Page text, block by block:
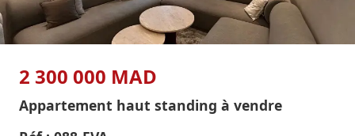
2 300 000 MAD
Appartement haut standing à vendre